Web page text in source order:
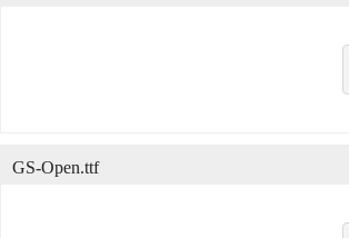
GS-Open.ttf